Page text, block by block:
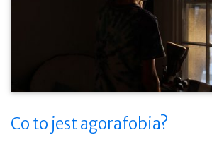
Co to jest agorafobia?